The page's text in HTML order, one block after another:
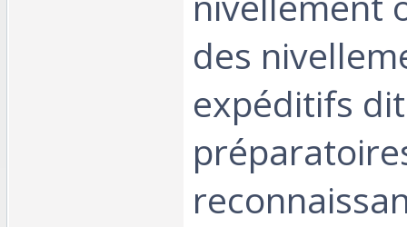
des
expéditifs